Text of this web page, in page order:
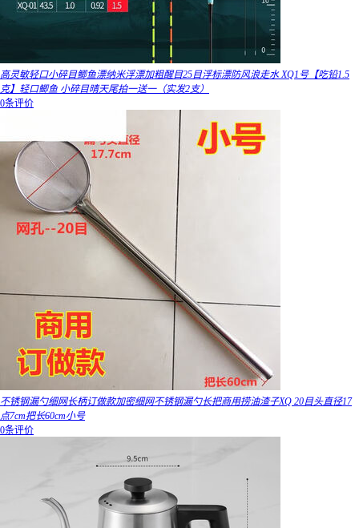
高灵敏轻口小碎目鲫鱼漂纳米浮漂加粗醒目25目浮标漂防风浪走水 XQ1号【吃铅1.5
克】轻口鲫鱼 小碎目晴天尾拍一送一（实发2支）
0条评价
不锈钢漏勺细网长柄订做款加密细网不锈钢漏勺长把商用捞油渣子XQ 20目头直径17
点7cm把长60cm小号
0条评价